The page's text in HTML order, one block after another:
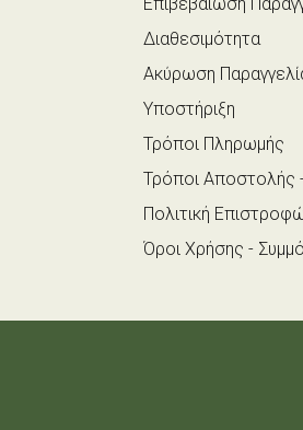
Διαθεσιμότητα
Ακύρωση
Υποστήριξη
Τρόποι Πληρωμής
Τρόποι Αποστολής
Πολιτική
Όροι Χρήσης -